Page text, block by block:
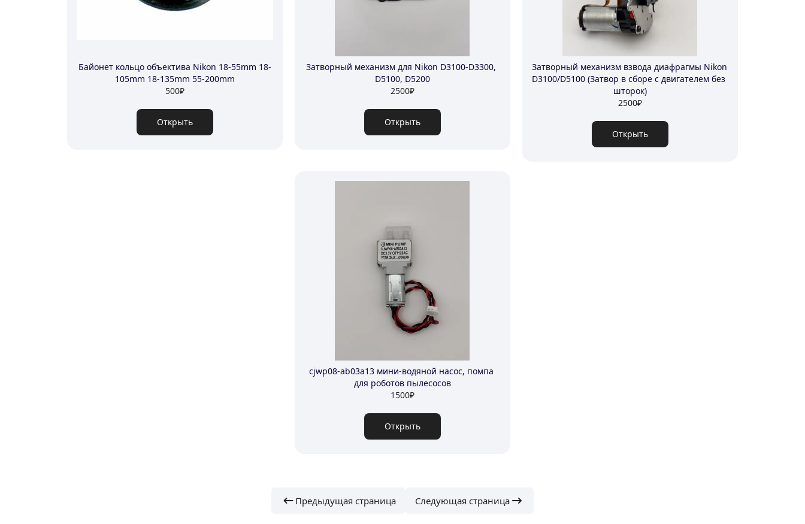
Байонет кольцо объектива Nikon 18-55mm 18-
105mm 18-135mm 55-200mm
500₽
Открыть
Затворный механизм для Nikon D3100-D3300,
D5100, D5200
2500₽
Открыть
Затворный механизм взвода диафрагмы Nikon
D3100/D5100 (Затвор в сборе с двигателем без
шторок)
2500₽
Открыть
cjwp08-ab03a13 мини-водяной насос, помпа
для роботов пылесосов
1500₽
Открыть
Предыдущая страница Следующая страница